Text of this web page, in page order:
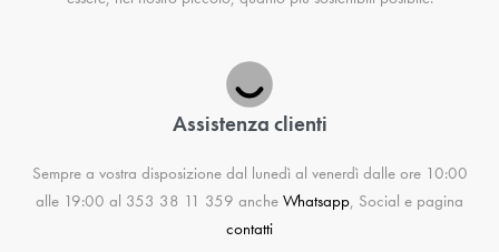
Assistenza clienti
Sempre a vostra disposizione dal lunedì al venerdì dalle ore 10:00
alle 19:00 al 353 38 11 359 anche Whatsapp, Social e pagina
contatti